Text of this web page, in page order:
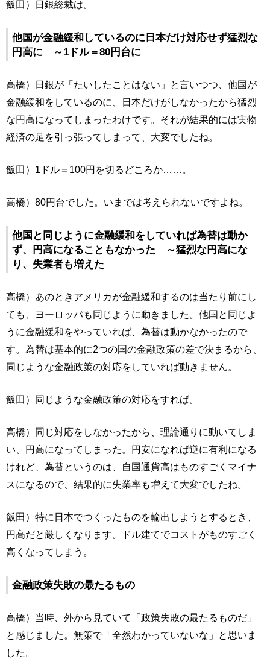
飯田）日銀総裁は。
他国が金融緩和しているのに日本だけ対応せず猛烈な
円高に ～1ドル＝80円台に
高橋）日銀が「たいしたことはない」と言いつつ、他国が
金融緩和をしているのに、日本だけがしなかったから猛烈
な円高になってしまったわけです。それが結果的には実物
経済の足を引っ張ってしまって、大変でしたね。
飯田）1ドル＝100円を切るどころか……。
高橋）80円台でした。いまでは考えられないですよね。
他国と同じように金融緩和をしていれば為替は動か
ず、円高になることもなかった ～猛烈な円高にな
り、失業者も増えた
高橋）あのときアメリカが金融緩和するのは当たり前にし
ても、ヨーロッパも同じように動きました。他国と同じよ
うに金融緩和をやっていれば、為替は動かなかったので
す。為替は基本的に2つの国の金融政策の差で決まるから、
同じような金融政策の対応をしていれば動きません。
飯田）同じような金融政策の対応をすれば。
高橋）同じ対応をしなかったから、理論通りに動いてしま
い、円高になってしまった。円安になれば逆に有利になる
けれど、為替というのは、自国通貨高はものすごくマイナ
スになるので、結果的に失業率も増えて大変でしたね。
飯田）特に日本でつくったものを輸出しようとするとき、
円高だと厳しくなります。ドル建てでコストがものすごく
高くなってしまう。
金融政策失敗の最たるもの
高橋）当時、外から見ていて「政策失敗の最たるものだ」
と感じました。無策で「全然わかっていないな」と思いま
した。